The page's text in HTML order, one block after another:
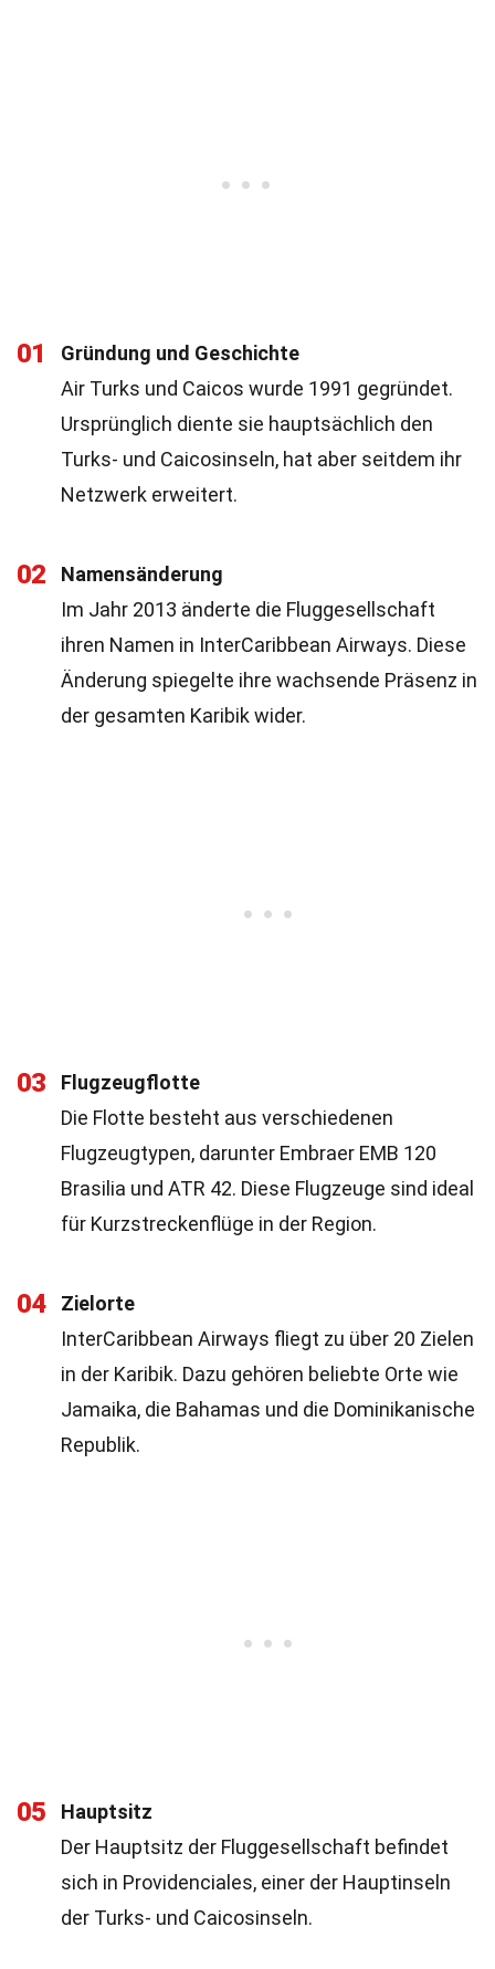
01
Gründung und Geschichte
Air Turks und Caicos wurde 1991 gegründet.
Ursprünglich diente sie hauptsächlich den
Turks- und Caicosinseln, hat aber seitdem ihr
Netzwerk erweitert.
02
Namensänderung
Im Jahr 2013 änderte die Fluggesellschaft
ihren Namen in InterCaribbean Airways. Diese
Änderung spiegelte ihre wachsende Präsenz in
der gesamten Karibik wider.
03
Flugzeugflotte
Die Flotte besteht aus verschiedenen
Flugzeugtypen, darunter Embraer EMB 120
Brasilia und ATR 42. Diese Flugzeuge sind ideal
für Kurzstreckenflüge in der Region.
04
Zielorte
InterCaribbean Airways fliegt zu über 20 Zielen
in der Karibik. Dazu gehören beliebte Orte wie
Jamaika, die Bahamas und die Dominikanische
Republik.
05
Hauptsitz
Der Hauptsitz der Fluggesellschaft befindet
sich in Providenciales, einer der Hauptinseln
der Turks- und Caicosinseln.